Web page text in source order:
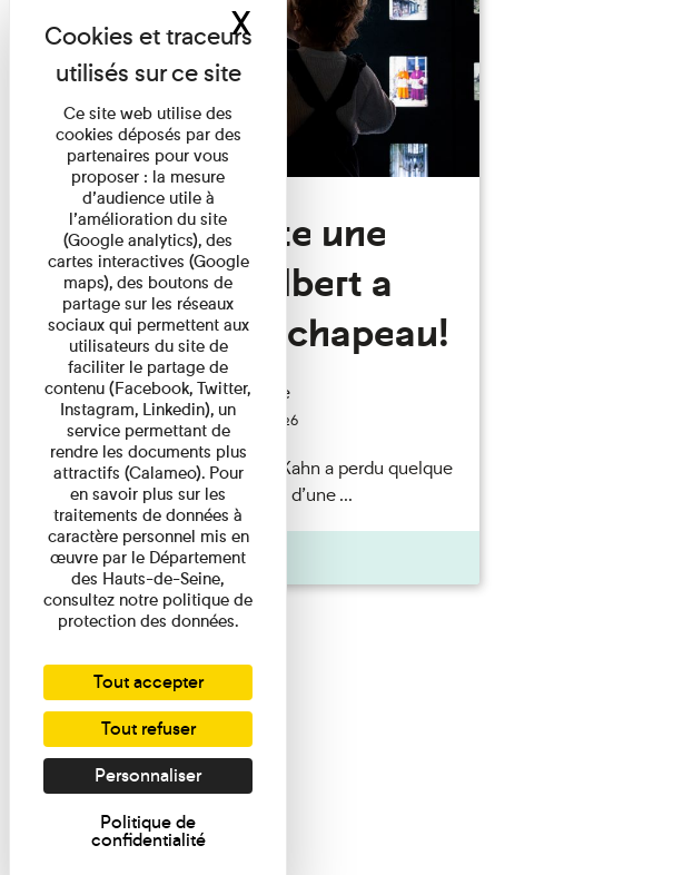
Visite Toute une
histoire: Albert a
perdu son chapeau!
Exposition permanente
Du 15/08/2026 au 15/08/2026
Il semblerait qu’Albert Kahn a perdu quelque
chose... Accompagnés d’une ...
Agenda
Ce site web utilise des
cookies déposés par des
partenaires pour vous
proposer : la mesure
d’audience utile à
l’amélioration du site
(Google analytics), des
cartes interactives (Google
maps), des boutons de
partage sur les réseaux
sociaux qui permettent aux
utilisateurs du site de
faciliter le partage de
contenu (Facebook, Twitter,
Instagram, Linkedin), un
service permettant de
rendre les documents plus
attractifs (Calameo). Pour
en savoir plus sur les
traitements de données à
caractère personnel mis en
œuvre par le Département
des Hauts-de-Seine,
consultez notre politique de
protection des données.
Tout accepter
Tout refuser
Personnaliser
Politique de
confidentialité
XMasquer le bandeau des